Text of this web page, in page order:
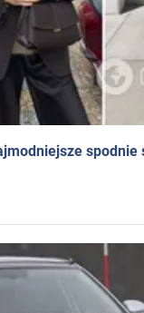
spodnie